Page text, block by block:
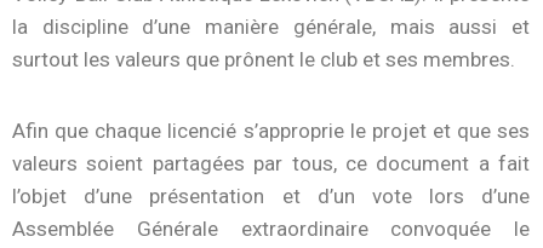
la discipline d’une manière générale, mais aussi et
surtout les valeurs que prônent le club et ses membres.
Afin que chaque licencié s’approprie le projet et que ses
valeurs soient partagées par tous, ce document a fait
l’objet d’une présentation et d’un vote lors d’une
Assemblée Générale extraordinaire convoquée le